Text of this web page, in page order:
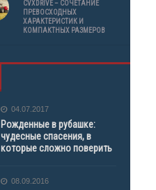
CVXDRIVE – СОЧЕТАНИЕ
ПРЕВОСХОДНЫХ
ХАРАКТЕРИСТИК И
КОМПАКТНЫХ РАЗМЕРОВ
04.07.2017
Рожденные в рубашке:
чудесные спасения, в
которые сложно поверить
08.09.2016